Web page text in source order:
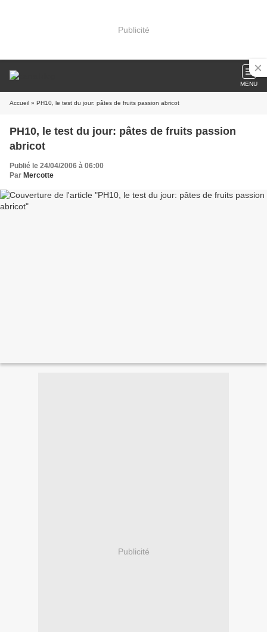
Publicité
MENU
Accueil » PH10, le test du jour: pâtes de fruits passion abricot
PH10, le test du jour: pâtes de fruits passion
abricot
Publié le 24/04/2006 à 06:00
Par Mercotte
Publicité